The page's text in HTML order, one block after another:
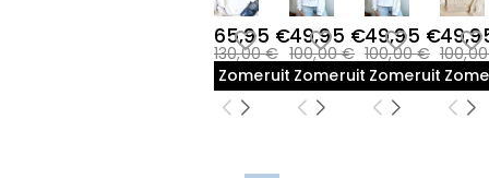
65,95 €
130,00 €
Zomeruitverkoop
49,95 €
100,00 €
Zomeruitverkoop
49,95 €
100,00 €